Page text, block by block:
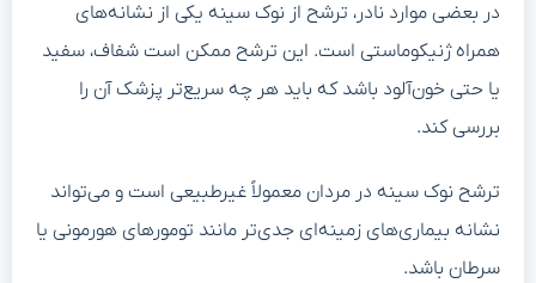
در بعضی موارد نادر، ترشح از نوک سینه یکی از نشانه‌های
همراه ژنیکوماستی است. این ترشح ممکن است شفاف، سفید
یا حتی خون‌آلود باشد که باید هر چه سریع‌تر پزشک آن را
بررسی کند.
ترشح نوک سینه در مردان معمولاً غیرطبیعی است و می‌تواند
نشانه بیماری‌های زمینه‌ای جدی‌تر مانند تومورهای هورمونی یا
سرطان باشد.